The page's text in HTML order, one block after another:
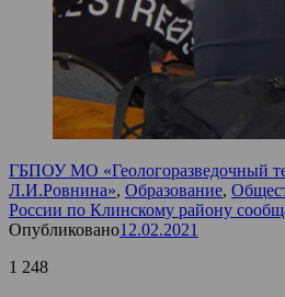
ГБПОУ МО «Геологоразведочный
Л.И.Ровнина», Образование,
России по Клинскому району
Опубликовано12.02.2021
1 248